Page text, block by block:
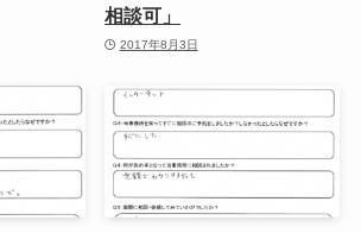
相談可」
2017年8月3日